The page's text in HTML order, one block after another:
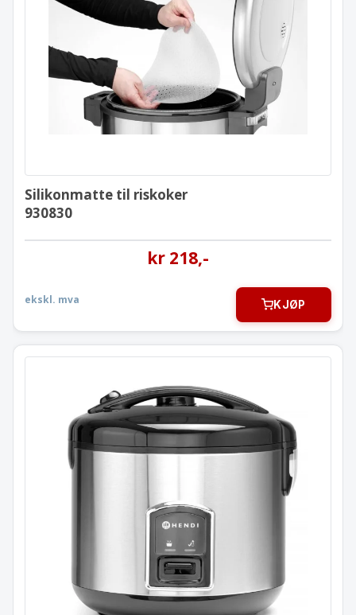
Silikonmatte til riskoker
930830
Silikonmatte til riskoker
930830
kr 218,-
ekskl. mva KJØP
Riskoker
3,5 l. bolle / 1,8 l. ris
240410